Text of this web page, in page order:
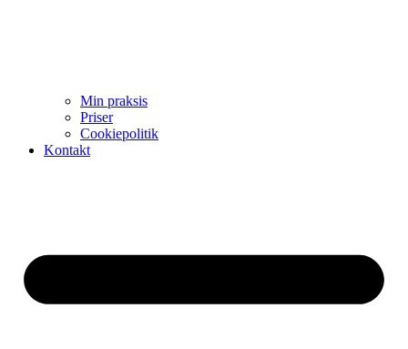
Min praksis
Priser
Cookiepolitik
Kontakt